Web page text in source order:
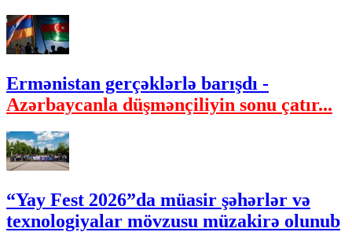
Ermənistan gerçəklərlə barışdı -
Azərbaycanla düşmənçiliyin sonu çatır...
“Yay Fest 2026”da müasir şəhərlər və
texnologiyalar mövzusu müzakirə olunub